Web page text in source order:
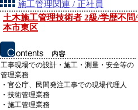
施工管理関連 / 正社員
土木施工管理技術者 2級/学歴不
本市東区
工事現場での設計・施工・測量・安全等の
管理業務
・官公庁、民間発注工事での現場代理人
・技術管理業務
・施工管理業務